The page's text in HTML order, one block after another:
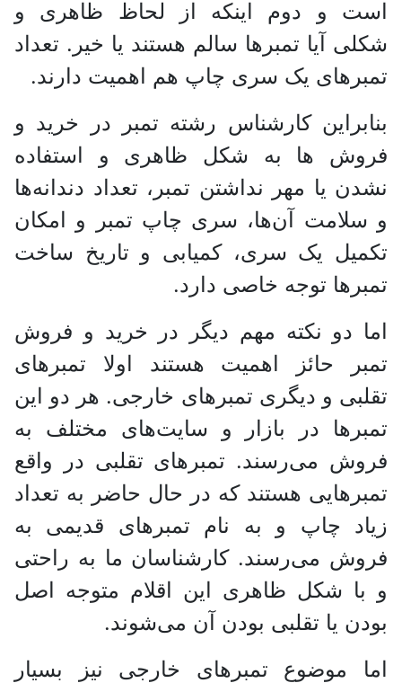
است و دوم اینکه از لحاظ ظاهری و
شکلی آیا تمبر‌ها سالم هستند یا خیر. تعداد
تمبر‌های یک سری چاپ هم اهمیت دارند.
بنابراین کارشناس رشته تمبر در خرید و
فروش ها به شکل ظاهری و استفاده
نشدن یا مهر نداشتن تمبر، تعداد دندانه‌ها
و سلامت آن‌ها، سری چاپ تمبر و امکان
تکمیل یک سری، کمیابی و تاریخ ساخت
تمبر‌ها توجه خاصی دارد.
اما دو نکته مهم دیگر در خرید و فروش
تمبر حائز اهمیت هستند اولا تمبر‌های
تقلبی و دیگری تمبر‌های خارجی. هر دو این
تمبر‌ها در بازار و سایت‌های مختلف به
فروش می‌رسند. تمبر‌های تقلبی در واقع
تمبر‌هایی هستند که در حال حاضر به تعداد
زیاد چاپ و به نام تمبر‌های قدیمی به
فروش می‌رسند. کارشناسان ما به راحتی
و با شکل ظاهری این اقلام متوجه اصل
بودن یا تقلبی بودن آن می‌شوند.
اما موضوع تمبر‌های خارجی نیز بسیار